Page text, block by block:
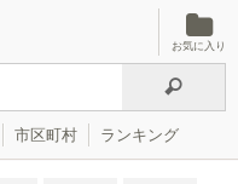
お気に入り
市区町村 ランキング